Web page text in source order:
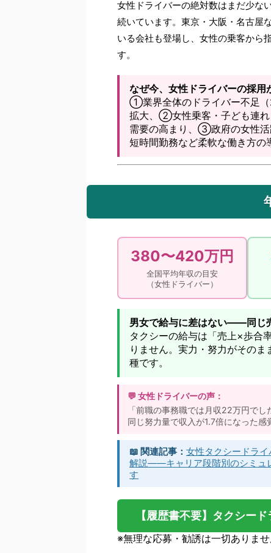
女性ドライバーの絶対数はまだ少な
続いています。東京・大阪・名古屋
いる会社も登場し、女性の乗客から
す。
なぜ今、女性ドライバーの採用
①業界全体のドライバー不足
拡大、②女性乗客・子ども連れ
需要の高まり、③政府の女性
短時間勤務など柔軟な働き方
380〜420万円
全国平均年収の目安
（女性ドライバー）
男女で給与に差はない——同じ
タクシーの給与は「売上×歩合
りません。実力・努力がその
種です。
「前職の事務職では月収22万円で
同じ努力量で収入が1.7倍になった感
女性タクシードラ
解説——キャリア段階別のシミュ
す
【履歴書不要】タクシー
※無理な応募・勧誘は一切ありま